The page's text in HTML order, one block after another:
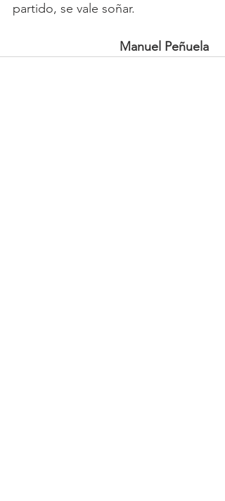
partido, se vale soñar.
Manuel Peñuela